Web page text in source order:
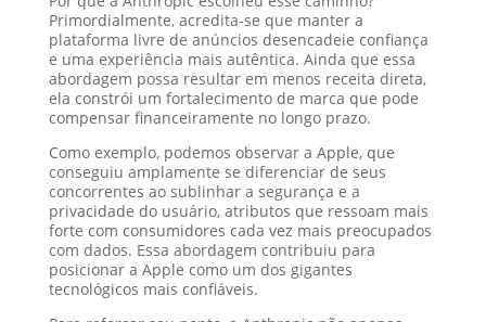
Primordialmente, acredita-se que manter a
plataforma livre de anúncios desencadeie confiança
e uma experiência mais autêntica. Ainda que essa
abordagem possa resultar em menos receita direta,
ela constrói um fortalecimento de marca que pode
compensar financeiramente no longo prazo.
Como exemplo, podemos observar a Apple, que
conseguiu amplamente se diferenciar de seus
concorrentes ao sublinhar a segurança e a
privacidade do usuário, atributos que ressoam mais
forte com consumidores cada vez mais preocupados
com dados. Essa abordagem contribuiu para
posicionar a Apple como um dos gigantes
tecnológicos mais confiáveis.